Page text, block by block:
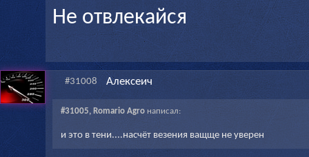
Не отвлекайся
#31008 Алексеич
#31005, Romario Agroнаписал:
и это в тени....насчёт везения ващще не уверен